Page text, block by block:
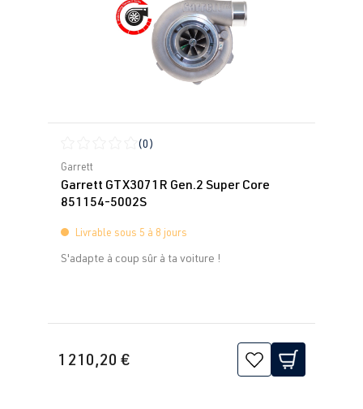
Note moyenne de 0 sur 5 étoiles
(0)
Garrett
Garrett GTX3071R Gen.2 Super Core
851154-5002S
Livrable sous 5 à 8 jours
S'adapte à coup sûr à ta voiture !
1 210,20 €